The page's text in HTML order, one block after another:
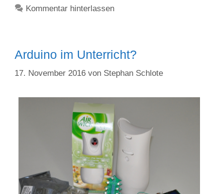
Kommentar hinterlassen
Arduino im Unterricht?
17. November 2016 von Stephan Schlote